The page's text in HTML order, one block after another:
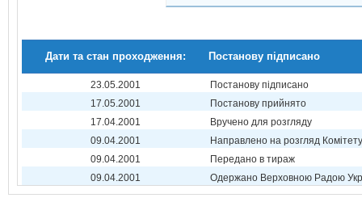
Дати та стан проходження: Постанову підписано
23.05.2001
Постанову підписано
17.05.2001
Постанову прийнято
17.04.2001
Вручено для розгляду
09.04.2001
Направлено на розгляд Комітету
09.04.2001
Передано в тираж
09.04.2001
Одержано Верховною Радою